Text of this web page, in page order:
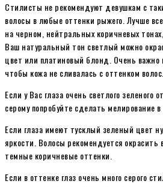
Стилисты не рекомендуют девушкам с
волосы в любые оттенки рыжего. Лучше
на черном, нейтральных коричневых
Ваш натуральный тон светлый можно
цвет или платиновый блонд. Очень важно
чтобы кожа не сливалась с оттенком волос.
Если у Вас глаза очень светлого зеленого
серому попробуйте сделать мелирование в
Если глаза имеют тусклый зеленый цвет
яркости. Волосы рекомендуется окрасить
темные коричневые оттенки.
Если в оттенке глаз очень много серого